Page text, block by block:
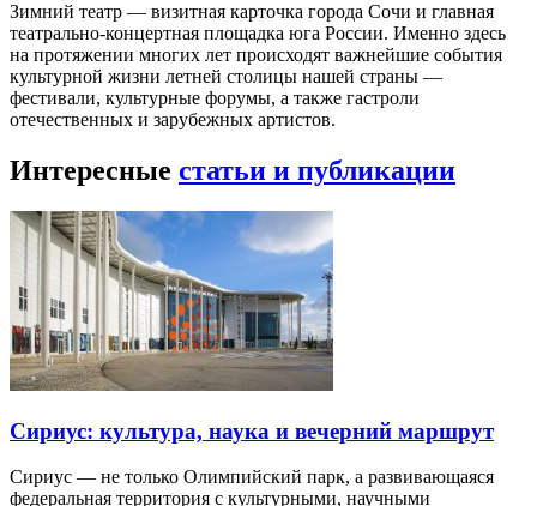
Зимний театр — визитная карточка города Сочи и главная
театрально-концертная площадка юга России. Именно здесь
на протяжении многих лет происходят важнейшие события
культурной жизни летней столицы нашей страны —
фестивали, культурные форумы, а также гастроли
отечественных и зарубежных артистов.
Интересные статьи и публикации
Сириус: культура, наука и вечерний маршрут
Сириус — не только Олимпийский парк, а развивающаяся
федеральная территория с культурными, научными